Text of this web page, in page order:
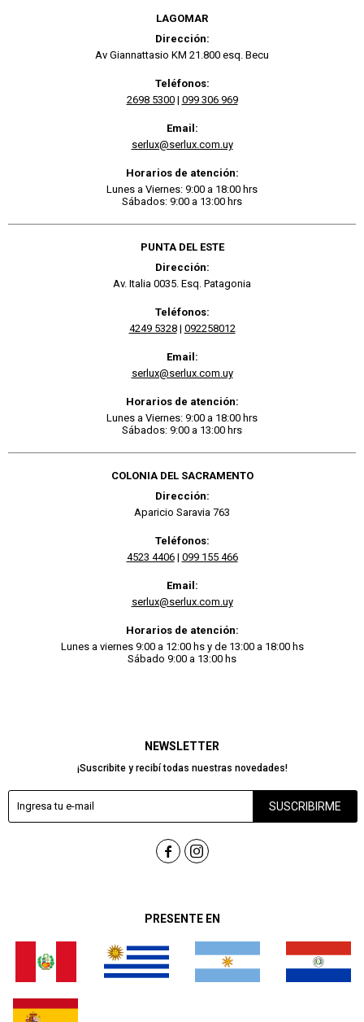
PRESENTE EN
NEWSLETTER
¡Suscribite y recibí todas nuestras novedades!
SUSCRIBIRME
 
LAGOMAR
Dirección:
Av Giannattasio KM 21.800 esq. Becu
Teléfonos:
2698 5300| 099 306 969
Email:
serlux@serlux.com.uy
Horarios de atención:
Lunes a Viernes: 9:00 a 18:00 hrs
Sábados: 9:00 a 13:00 hrs
PUNTA DEL ESTE
Dirección:
Av. Italia 0035. Esq. Patagonia
Teléfonos:
4249 5328| 092258012
Email:
serlux@serlux.com.uy
Horarios de atención:
Lunes a Viernes: 9:00 a 18:00 hrs
Sábados: 9:00 a 13:00 hrs
COLONIA DEL SACRAMENTO
Dirección:
Aparicio Saravia 763
Teléfonos:
4523 4406| 099 155 466
Email:
serlux@serlux.com.uy
Horarios de atención:
Lunes a viernes 9:00 a 12:00 hs y de 13:00 a 18:00 hs
Sábado 9:00 a 13:00 hs